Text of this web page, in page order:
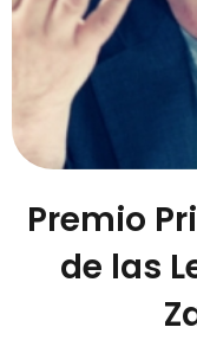
Premio
de las